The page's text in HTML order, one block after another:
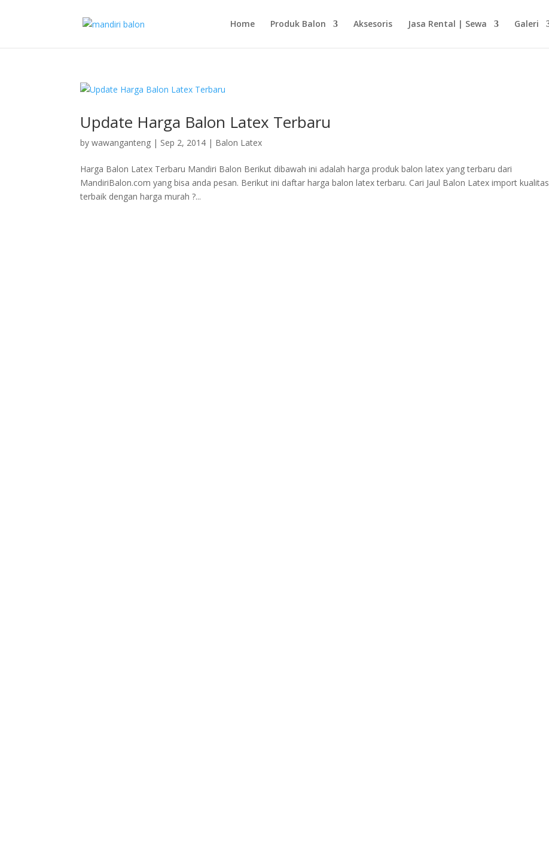
Home Produk Balon Aksesoris Jasa Rental | Sewa Galeri
Update Harga Balon Latex Terbaru
bywawanganteng | Sep 2, 2014 | Balon Latex
Harga Balon Latex Terbaru Mandiri Balon Berikut dibawah ini adalah harga produk balon latex yang terbaru dari
MandiriBalon.com yang bisa anda pesan. Berikut ini daftar harga balon latex terbaru. Cari Jaul Balon Latex import kualitas
terbaik dengan harga murah ?...